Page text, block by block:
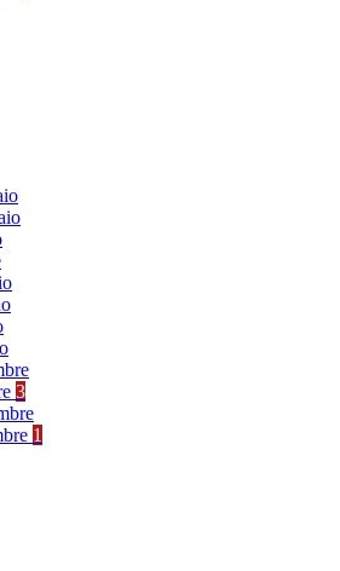
3
1